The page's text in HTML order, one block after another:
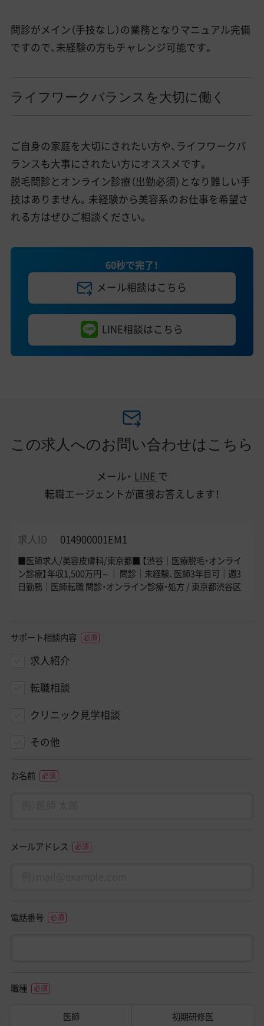
問診がメイン（手技なし）の業務となりマニュアル完備
ですので、未経験の方もチャレンジ可能です。
ライフワークバランスを大切に働く
ご自身の家庭を大切にされたい方や、ライフワークバ
ランスも大事にされたい方にオススメです。
脱毛問診とオンライン診療（出勤必須）となり難しい手
技はありません。未経験から美容系のお仕事を希望さ
れる方はぜひご相談ください。
60秒で完了！
メール相談はこちら
LINE相談はこちら
この求人へのお問い合わせはこちら
メール・ LINE で
転職エージェントが直接お答えします！
求人ID 014900001EM1
■医師求人/美容皮膚科/東京都■ 【渋谷｜医療脱毛・オンライ
ン診療】年収1,500万円～｜ 問診｜未経験、医師3年目可｜週3
日勤務｜医師転職 問診・オンライン診療・処方 / 東京都渋谷区
サポート相談内容
求人紹介
転職相談
クリニック見学相談
その他
お名前
メールアドレス
電話番号
職種
医師 初期研修医